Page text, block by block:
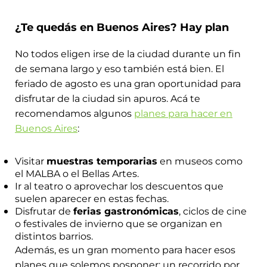
y con muy buena conexión en micro.
Federación son el plan perfecto para relajarse en
Una escapada distinta, ideal para volver renovado.
¿Te quedás en Buenos Aires? Hay plan
No todos eligen irse de la ciudad durante un fin
de semana largo y eso también está bien. El
feriado de agosto es una gran oportunidad para
disfrutar de la ciudad sin apuros. Acá te
recomendamos algunos planes para hacer en
Buenos Aires:
Visitar muestras temporarias en museos como
el MALBA o el Bellas Artes.
Ir al teatro o aprovechar los descuentos que
suelen aparecer en estas fechas.
Disfrutar de ferias gastronómicas, ciclos de cine
o festivales de invierno que se organizan en
distintos barrios.
Además, es un gran momento para hacer esos
planes que solemos posponer: un recorrido por